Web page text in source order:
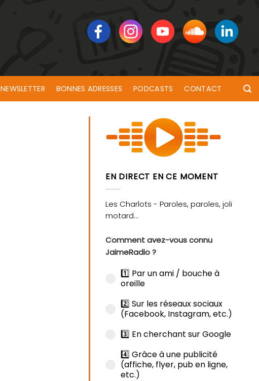
NEWSLETTER BONNES ADRESSES PODCASTS CONTACT
EN DIRECT EN CE MOMENT
Comment avez-vous connu
JaimeRadio ?
1️⃣ Par un ami / bouche à
oreille
2️⃣ Sur les réseaux sociaux
(Facebook, Instagram, etc.)
3️⃣ En cherchant sur Google
4️⃣ Grâce à une publicité
(affiche, flyer, pub en ligne,
etc.)